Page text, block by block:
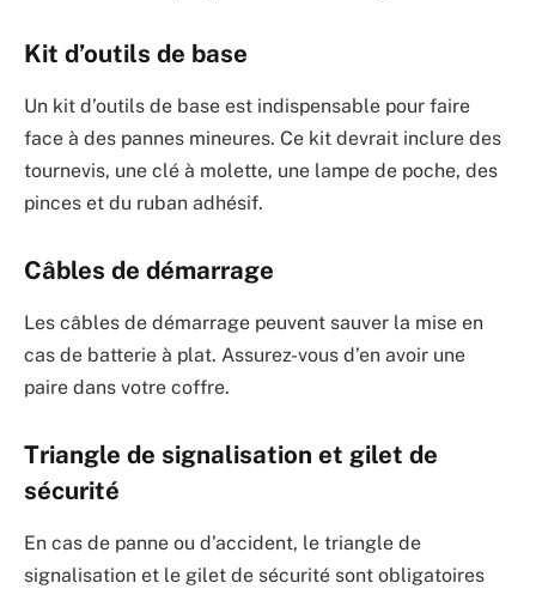
Kit d’outils de base
Un kit d’outils de base est indispensable pour faire
face à des pannes mineures. Ce kit devrait inclure des
tournevis, une clé à molette, une lampe de poche, des
pinces et du ruban adhésif.
Câbles de démarrage
Les câbles de démarrage peuvent sauver la mise en
cas de batterie à plat. Assurez-vous d’en avoir une
paire dans votre coffre.
Triangle de signalisation et gilet de
sécurité
En cas de panne ou d’accident, le triangle de
signalisation et le gilet de sécurité sont obligatoires